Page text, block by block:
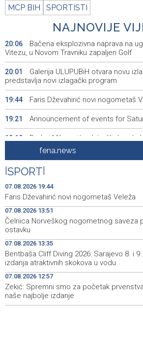
MCP BIH SPORTISTI
NAJNOVIJE
20:06
Bačena eksplozivna naprava na
Vitezu, u Novom Travniku zapaljen Golf
20:01
Galerija ULUPUBiH otvara novu
predstavlja novi izlagački program
19:44 Faris Dževahirić novi nogometaš
19:21 Announcement of events for
19:10
Rudari Milanovića ubijedili da ode
ponovo vratio u jamu 'Raspotočje'
19:03
Sarajevo Film Festival presents
Kinoscope Surreal programs
19:00 Najave događaja za 8. 8. 2026.
18:58
Fire breaks out across more than
firefighters and Air Tractors on the
18:55
Zelenski doputovao u Beograd,
Vučićem
18:32
third expected on Saturday
fena.news
SPORT
07.08.2026 19:44
Faris Dževahirić novi nogometaš Veleža
07.08.2026 13:51
Čelnica Norveškog nogometnog saveza
ostavku
07.08.2026 13:35
Bentbaša Cliff Diving 2026: Sarajevo 8. i
izdanja atraktivnih skokova u vodu
07.08.2026 12:57
Zekić: Spremni smo za početak
naše najbolje izdanje